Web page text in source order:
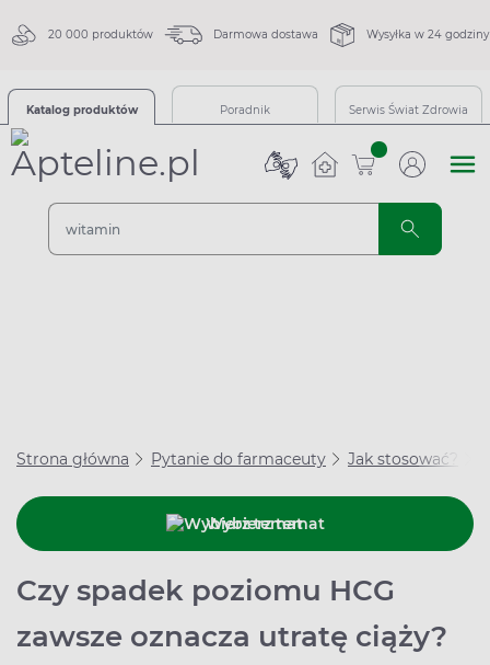
20 000 produktów Darmowa dostawa Wysyłka w 24 godziny
Katalog produktów Poradnik Serwis Świat Zdrowia
sztuk
Strona główna Pytanie do farmaceuty Jak stosować?
Wybierz temat
Czy spadek poziomu HCG
zawsze oznacza utratę ciąży?